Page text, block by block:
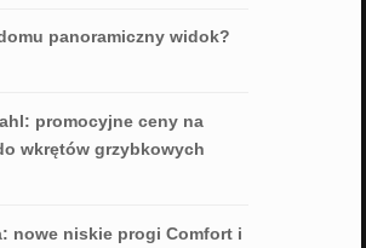
panoramiczny widok?
promocyjne ceny na
wkrętów grzybkowych
nowe niskie progi Comfort i